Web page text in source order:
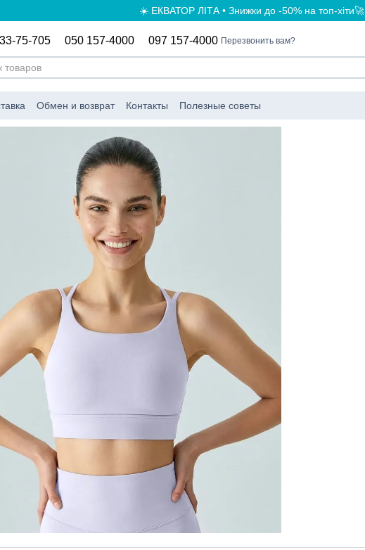
☀️ ЕКВАТОР ЛІТА • Знижки до -50% на топ-хіти🚀
75-705 050 157-4000 097 157-4000 Перезвонить вам?
Обмен и возврат Контакты Полезные советы